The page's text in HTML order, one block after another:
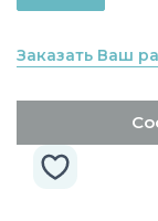
Заказать Ваш